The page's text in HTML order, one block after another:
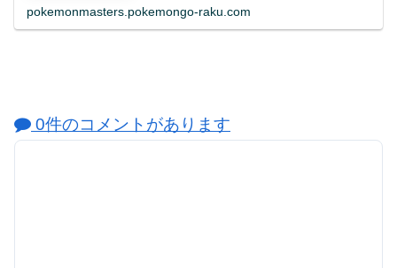
pokemonmasters.pokemongo-raku.com
0件のコメントがあります